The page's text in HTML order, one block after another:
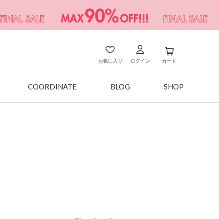
お気に入り ログイン カート
COORDINATE BLOG SHOP